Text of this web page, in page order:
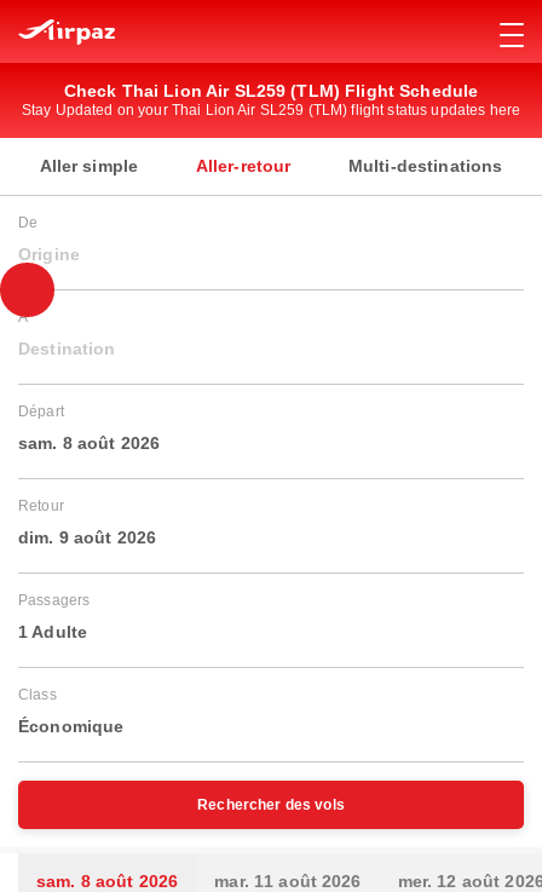
Check Thai Lion Air SL259 (TLM) Flight Schedule
Stay Updated on your Thai Lion Air SL259 (TLM) flight status updates here
Aller simple Aller-retour Multi-destinations
De
Origine
À
Destination
Départ
sam. 8 août 2026
Retour
dim. 9 août 2026
Passagers
1 Adulte
Class
Économique
Rechercher des vols
sam. 8 août 2026 mar. 11 août 2026 mer. 12 août